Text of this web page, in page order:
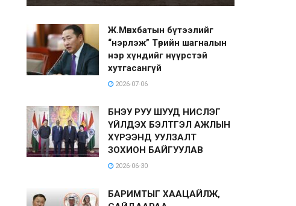
Ж.Мөнхбатын бүтээлийг
“нэрлэж” Төрийн шагналын
нэр хүндийг нүүрстэй
хутгасангүй
2026-07-06
БНЭУ РУУ ШУУД НИСЛЭГ
ҮЙЛДЭХ БЭЛТГЭЛ АЖЛЫН
ХҮРЭЭНД УУЛЗАЛТ
ЗОХИОН БАЙГУУЛАВ
2026-06-30
БАРИМТЫГ ХААЦАЙЛЖ,